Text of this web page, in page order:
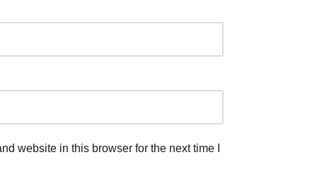
website in this browser for the next time I